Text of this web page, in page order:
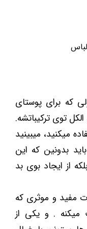
که برای پوستای
توی ترکیباتشه.
میکنید، میبینید
بدونین که این
از ایجاد بوی بد
مفید و موثری که
میکنه . و یکی از